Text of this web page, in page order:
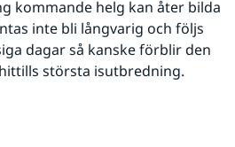
kommande helg kan åter bilda
inte bli långvarig och följs
dagar så kanske förblir den
största isutbredning.